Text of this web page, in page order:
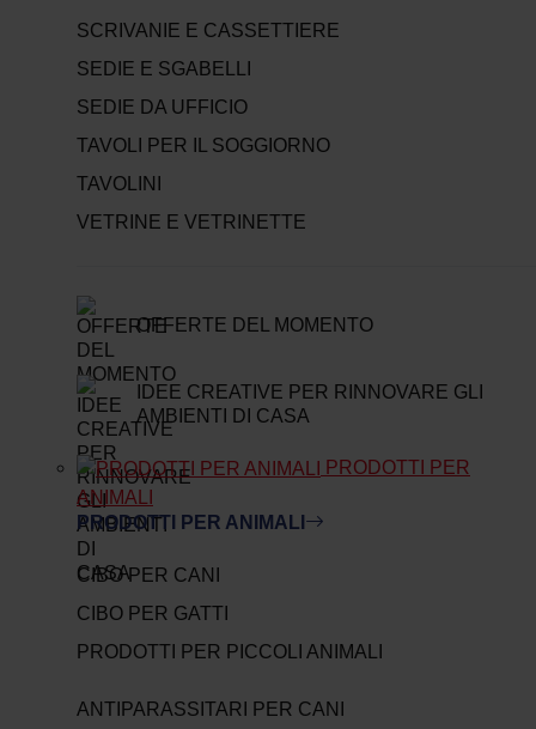
SCRIVANIE E CASSETTIERE
SEDIE E SGABELLI
SEDIE DA UFFICIO
TAVOLI PER IL SOGGIORNO
TAVOLINI
VETRINE E VETRINETTE
OFFERTE DEL MOMENTO
IDEE CREATIVE PER RINNOVARE GLI
AMBIENTI DI CASA
PRODOTTI PER
ANIMALI
PRODOTTI PER ANIMALI
CIBO PER CANI
CIBO PER GATTI
PRODOTTI PER PICCOLI ANIMALI
ANTIPARASSITARI PER CANI
AGGIUNGI AL